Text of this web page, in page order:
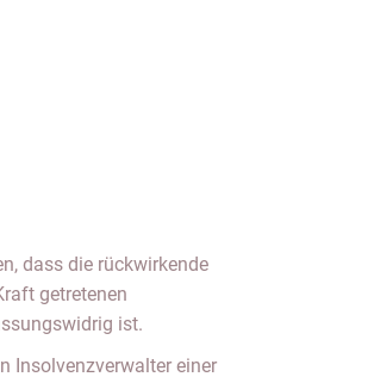
dass die rückwirkende
getretenen
ist.
Insolvenzverwalter einer